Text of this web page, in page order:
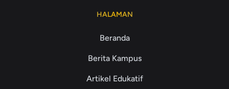
HALAMAN
Beranda
Berita Kampus
Artikel Edukatif